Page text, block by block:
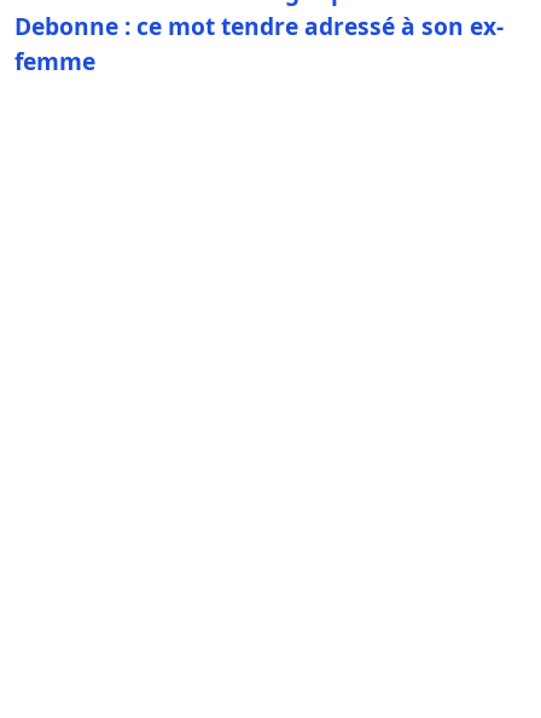
Debonne : ce mot tendre adressé à son ex-
femme